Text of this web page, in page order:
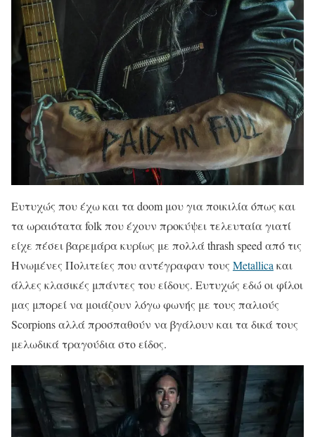
Ευτυχώς που έχω και τα doom μου για ποικιλία όπως και
τα ωραιότατα folk που έχουν προκύψει τελευταία γιατί
είχε πέσει βαρεμάρα κυρίως με πολλά thrash speed από τις
Ηνωμένες Πολιτείες που αντέγραφαν τους Metallica και
άλλες κλασικές μπάντες του είδους. Ευτυχώς εδώ οι φίλοι
μας μπορεί να μοιάζουν λόγω φωνής με τους παλιούς
Scorpions αλλά προσπαθούν να βγάλουν και τα δικά τους
μελωδικά τραγούδια στο είδος.